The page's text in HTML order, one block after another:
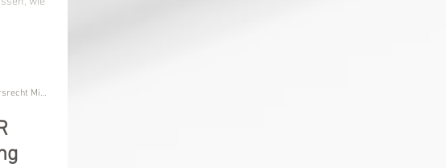
Rechtsanwalt und Fachanwalt für Verkehrsrecht Michael Kügler